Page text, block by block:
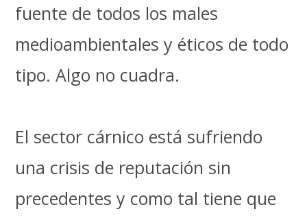
fuente de todos los males
medioambientales y éticos de todo
tipo. Algo no cuadra.
El sector cárnico está sufriendo
una crisis de reputación sin
precedentes y como tal tiene que